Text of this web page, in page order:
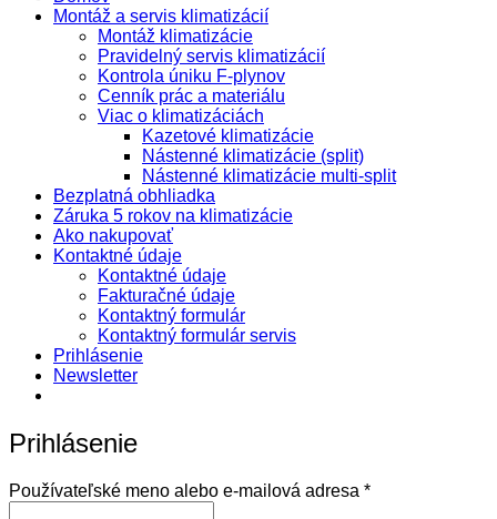
Montáž a servis klimatizácií
Montáž klimatizácie
Pravidelný servis klimatizácií
Kontrola úniku F-plynov
Cenník prác a materiálu
Viac o klimatizáciách
Kazetové klimatizácie
Nástenné klimatizácie (split)
Nástenné klimatizácie multi-split
Bezplatná obhliadka
Záruka 5 rokov na klimatizácie
Ako nakupovať
Kontaktné údaje
Kontaktné údaje
Fakturačné údaje
Kontaktný formulár
Kontaktný formulár servis
Prihlásenie
Newsletter
Prihlásenie
Používateľské meno alebo e-mailová adresa *Povinné